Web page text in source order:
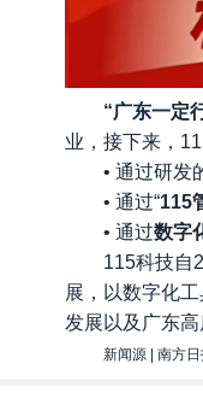
“广东一定
业，接下来，
• 通过研发
• 通过“115
• 通过数字
115科技自
展，以数字化
发展以及广东
新闻源 | 南方